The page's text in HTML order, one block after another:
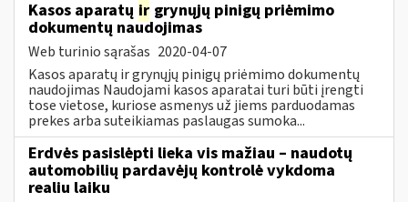
Kasos aparatų ir grynųjų pinigų priėmimo
dokumentų naudojimas
Web turinio sąrašas 2020-04-07
Kasos aparatų ir grynųjų pinigų priėmimo dokumentų
naudojimas Naudojami kasos aparatai turi būti įrengti
tose vietose, kuriose asmenys už jiems parduodamas
prekes arba suteikiamas paslaugas sumoka...
Erdvės pasislėpti lieka vis mažiau – naudotų
automobilių pardavėjų kontrolė vykdoma
realiu laiku